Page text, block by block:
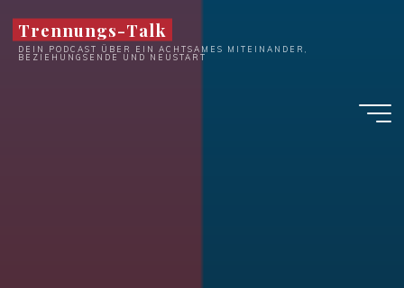
Inhalt
springen
Trennungs-Talk
DEIN PODCAST ÜBER EIN ACHTSAMES MITEINANDER,
BEZIEHUNGSENDE UND NEUSTART